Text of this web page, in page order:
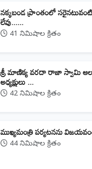
నక్కబండ ప్రాంతంలో
లేవు......
41 నిమిషాల క్రితం
శ్రీ మాణిక్య వరదా రాజా స్వామి
అధ్యక్షులు ...
42 నిమిషాల క్రితం
ముఖ్యమంత్రి పర్యటనను
44 నిమిషాల క్రితం